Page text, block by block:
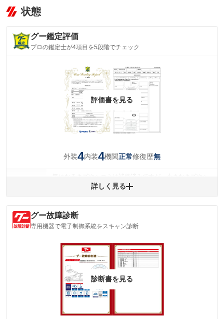
状態
グー鑑定評価
プロの鑑定士が4項目を5段階でチェック
評価書を見る
外装4内装4機関正常修復歴無
コミが残っています。
内装
(内装状態)
気になる汚れ等が、部分的にあります。
詳細は鑑定書をご確認ください。
※グー鑑定は保証サービスではございません。購入時は必ず現車をご確認
※実際にお渡しするコンディションチェックシートにつきましては、形式
※グー鑑定の評価はあくまでも記載している鑑定日の鑑定結果となりま
詳しく見る
グー故障診断
専用機器で電子制御系統をスキャン診断
診断書を見る